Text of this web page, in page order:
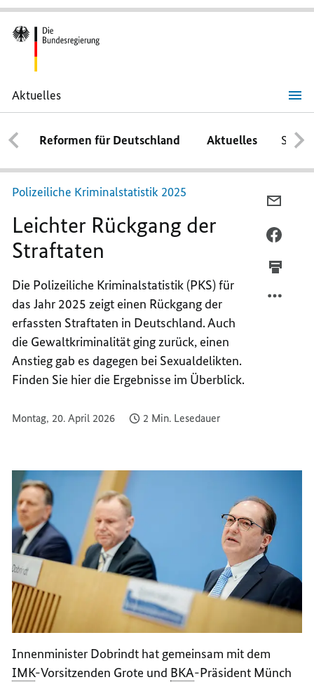
Aktuelles
Leichter
Rückgang
der
Straftaten
Reformen für Deutschland Aktuelles
Polizeiliche Kriminalstatistik 2025
Leichter Rückgang der
Straftaten
Die Polizeiliche Kriminalstatistik (PKS) für
das Jahr 2025 zeigt einen Rückgang der
erfassten Straftaten in Deutschland. Auch
die Gewaltkriminalität ging zurück, einen
Anstieg gab es dagegen bei Sexualdelikten.
Finden Sie hier die Ergebnisse im Überblick.
Montag, 20. April 2026 2 Min. Lesedauer
Innenminister Dobrindt hat gemeinsam mit dem
IMK-Vorsitzenden Grote und BKA-Präsident Münch